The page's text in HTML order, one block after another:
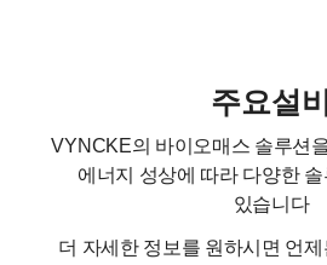
주요설비
VYNCKE의 바이오매스 솔루션
에너지 성상에 따라 다양한
있습니다
더 자세한 정보를 원하시면 언제